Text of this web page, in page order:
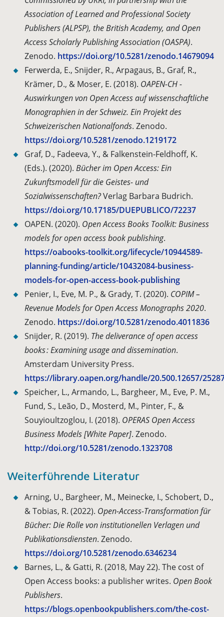
Association of Learned and Professional Society
Publishers (ALPSP), the British Academy, and Open
Access Scholarly Publishing Association (OASPA).
Zenodo. https://doi.org/10.5281/zenodo.14679094
Ferwerda, E., Snijder, R., Arpagaus, B., Graf, R.,
Krämer, D., & Moser, E. (2018). OAPEN-CH -
Auswirkungen von Open Access auf wissenschaftliche
Monographien in der Schweiz. Ein Projekt des
Schweizerischen Nationalfonds. Zenodo.
https://doi.org/10.5281/zenodo.1219172
Graf, D., Fadeeva, Y., & Falkenstein-Feldhoff, K.
(Eds.). (2020). Bücher im Open Access: Ein
Zukunftsmodell für die Geistes- und
Sozialwissenschaften?Verlag Barbara Budrich.
https://doi.org/10.17185/DUEPUBLICO/72237
OAPEN. (2020). Open Access Books Toolkit: Business
models for open access book publishing.
https://oabooks-toolkit.org/lifecycle/10944589-
planning-funding/article/10432084-business-
models-for-open-access-book-publishing
Penier, I., Eve, M. P., & Grady, T. (2020). COPIM –
Revenue Models for Open Access Monographs 2020.
Zenodo. https://doi.org/10.5281/zenodo.4011836
Snijder, R. (2019). The deliverance of open access
books : Examining usage and dissemination.
Amsterdam University Press.
https://library.oapen.org/handle/20.500.12657/
Speicher, L., Armando, L., Bargheer, M., Eve, P. M.,
Fund, S., Leão, D., Mosterd, M., Pinter, F., &
Souyioultzoglou, I. (2018). OPERAS Open Access
Business Models [White Paper]. Zenodo.
http://doi.org/10.5281/zenodo.1323708
Weiterführende Literatur
Arning, U., Bargheer, M., Meinecke, I., Schobert, D.,
& Tobias, R. (2022). Open-Access-Transformation für
Bücher: Die Rolle von institutionellen Verlagen und
Publikationsdiensten. Zenodo.
https://doi.org/10.5281/zenodo.6346234
Barnes, L., & Gatti, R. (2018, May 22). The cost of
Open Access books: a publisher writes. Open Book
Publishers.
https://blogs.openbookpublishers.com/the-cost-